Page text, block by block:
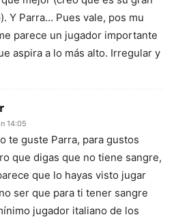
Y Parra… Pues vale, pos mu
parece un jugador importante
aspira a lo más alto. Irregular y
14:05
te guste Parra, para gustos
que digas que no tiene sangre,
que lo hayas visto jugar
ser que para ti tener sangre
jugador italiano de los